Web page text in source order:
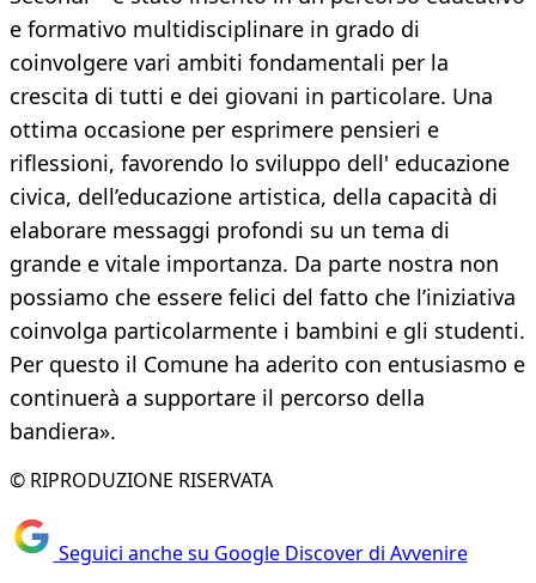
e formativo multidisciplinare in grado di
coinvolgere vari ambiti fondamentali per la
crescita di tutti e dei giovani in particolare. Una
ottima occasione per esprimere pensieri e
riflessioni, favorendo lo sviluppo dell' educazione
civica, dell’educazione artistica, della capacità di
elaborare messaggi profondi su un tema di
grande e vitale importanza. Da parte nostra non
possiamo che essere felici del fatto che l’iniziativa
coinvolga particolarmente i bambini e gli studenti.
Per questo il Comune ha aderito con entusiasmo e
continuerà a supportare il percorso della
bandiera».
© RIPRODUZIONE RISERVATA
Seguici anche su Google Discover di Avvenire